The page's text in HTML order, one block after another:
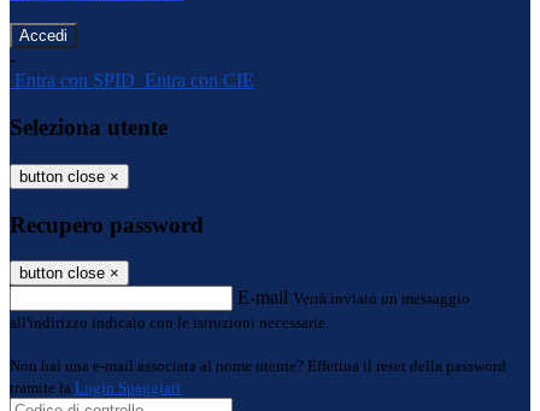
-
Entra con SPID Entra con CIE
Seleziona utente
button close ×
Recupero password
button close ×
E-mail Verrà inviato un messaggio
all'indirizzo indicato con le istruzioni necessarie.
Non hai una e-mail associata al nome utente? Effettua il reset della password
tramite la Login Spaggiari